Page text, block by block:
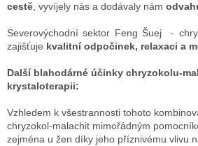
cestě, vyvíjely nás a dodávaly nám
Severovýchodní sektor Feng Šuej
-
zajišťuje kvalitní odpočinek, relaxaci a
Další blahodárné účinky chryzokolu-
krystaloterapii:
Vzhledem k všestrannosti tohoto
chryzokol-malachit mimořádným
zejména u žen díky jeho příznivému vlivu